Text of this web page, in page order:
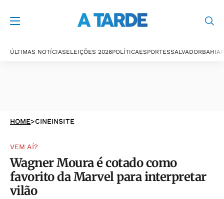
ÚLTIMAS NOTÍCIASELEIÇÕES 2026POLÍTICAESPORTESSALVADORBAHIA
HOME>CINEINSITE
VEM AÍ?
Wagner Moura é cotado como
favorito da Marvel para interpretar
vilão